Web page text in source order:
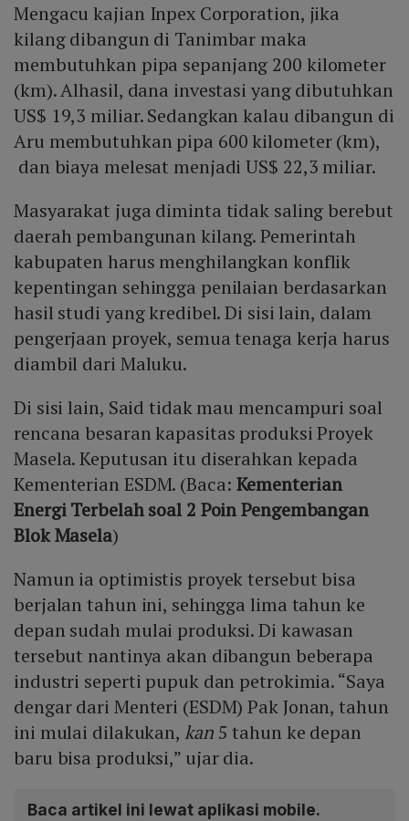
Mengacu kajian Inpex Corporation, jika
kilang dibangun di Tanimbar maka
membutuhkan pipa sepanjang 200 kilometer
(km). Alhasil, dana investasi yang dibutuhkan
US$ 19,3 miliar. Sedangkan kalau dibangun di
Aru membutuhkan pipa 600 kilometer (km),
dan biaya melesat menjadi US$ 22,3 miliar.
Masyarakat juga diminta tidak saling berebut
daerah pembangunan kilang. Pemerintah
kabupaten harus menghilangkan konflik
kepentingan sehingga penilaian berdasarkan
hasil studi yang kredibel. Di sisi lain, dalam
pengerjaan proyek, semua tenaga kerja harus
diambil dari Maluku.
Di sisi lain, Said tidak mau mencampuri soal
rencana besaran kapasitas produksi Proyek
Masela. Keputusan itu diserahkan kepada
Kementerian ESDM. (Baca: Kementerian
Energi Terbelah soal 2 Poin Pengembangan
Blok Masela)
Namun ia optimistis proyek tersebut bisa
berjalan tahun ini, sehingga lima tahun ke
depan sudah mulai produksi. Di kawasan
tersebut nantinya akan dibangun beberapa
industri seperti pupuk dan petrokimia. “Saya
dengar dari Menteri (ESDM) Pak Jonan, tahun
ini mulai dilakukan, kan5 tahun ke depan
baru bisa produksi,” ujar dia.
Baca artikel ini lewat aplikasi mobile.